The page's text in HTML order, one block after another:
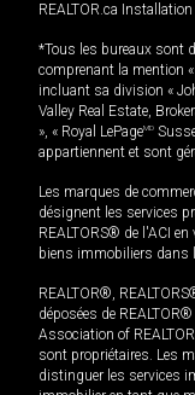
REALTOR.ca
*Tous les bureaux sont
comprenant la mention
incluant sa division «
Valley Real Estate,
», « Royal LePageMD
appartiennent et sont
Les marques de
désignent les services
REALTORS® de l'ACI
biens immobiliers dans
REALTOR®,
déposées de
Association of
sont propriétaires. Les
distinguer les services